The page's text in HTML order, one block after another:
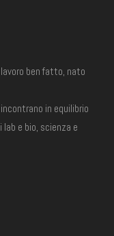
ben fatto, nato
in equilibrio
e bio, scienza e